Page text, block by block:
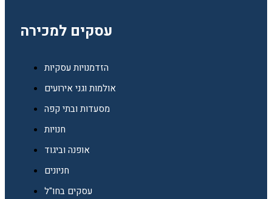
עסקים למכירה
הזדמנויות עסקיות
אולמות וגני אירועים
מסעדות ובתי קפה
חנויות
אופנה וביגוד
חניונים
עסקים בחו"ל